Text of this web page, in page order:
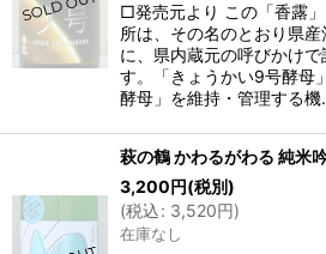
□発売元より この「香露
所は、その名のとおり県
に、県内蔵元の呼びかけ
す。「きょうかい9号酵母
酵母」を維持・管理する
萩の鶴 かわるがわる 純米
3,200円(税別)
(税込: 3,520円)
在庫なし